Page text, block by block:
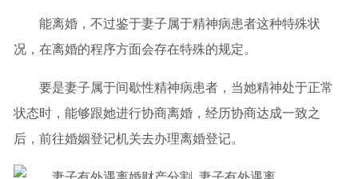
能离婚，不过鉴于妻子属于精神病患者这种特殊状
况，在离婚的程序方面会存在特殊的规定。
要是妻子属于间歇性精神病患者，当她精神处于正常
状态时，能够跟她进行协商离婚，经历协商达成一致之
后，前往婚姻登记机关去办理离婚登记。